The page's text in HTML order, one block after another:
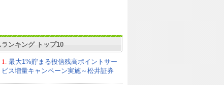
ランキング トップ10
1.
最大1%貯まる投信残高ポイントサー
ビス増量キャンペーン実施～松井証券